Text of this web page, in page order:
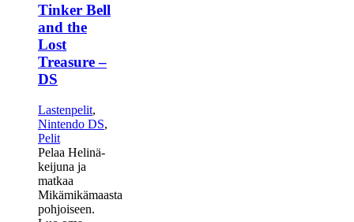
Tinker Bell
and the
Lost
Treasure –
DS
Lastenpelit,
Nintendo DS,
Pelit
Pelaa Helinä-
keijuna ja
matkaa
Mikämikämaasta
pohjoiseen.